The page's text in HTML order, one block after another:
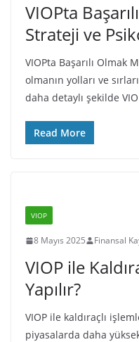
VIOPta
Strateji ve
VIOPta Başarılı Olmak
olmanın yolları ve
daha detaylı şekilde
Read More
VIOP
8 Mayıs 2025 Finansal
VIOP ile
Yapılır?
VIOP ile kaldıraçlı
piyasalarda daha